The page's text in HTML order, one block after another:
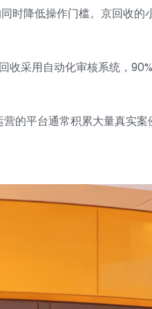
时降低操作门槛。京回收的
收采用自动化审核系统，
的平台通常积累大量真实